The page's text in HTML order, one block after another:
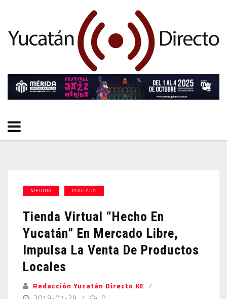
MÉRIDA PORTADA
Tienda Virtual “Hecho En
Yucatán” En Mercado Libre,
Impulsa La Venta De Productos
Locales
Redacción Yucatán Directo KE